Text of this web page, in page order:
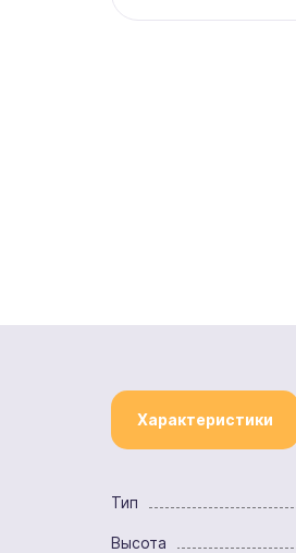
Характеристики
Тип
Высота